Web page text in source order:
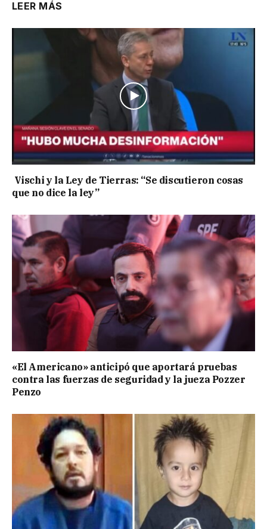
LEER MÁS
Vischi y la Ley de Tierras: “Se discutieron cosas
que no dice la ley”
«El Americano» anticipó que aportará pruebas
contra las fuerzas de seguridad y la jueza Pozzer
Penzo